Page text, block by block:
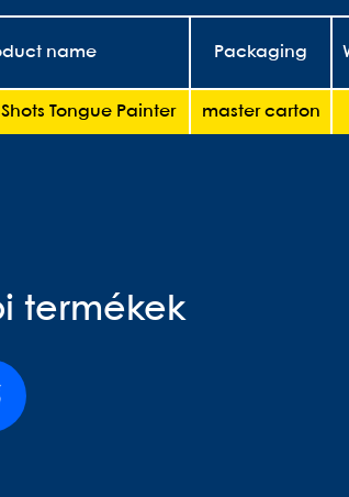
name Packaging
Tongue Painter master carton
termékek